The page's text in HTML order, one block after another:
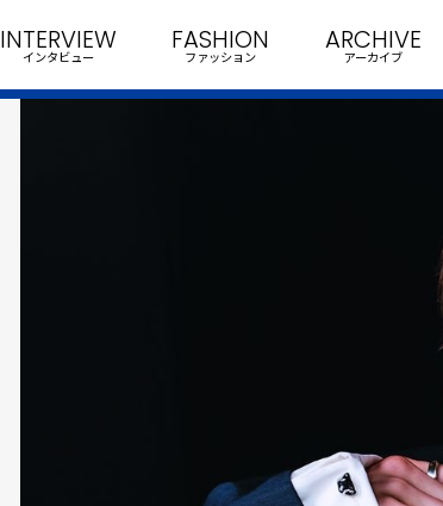
INTERVIEW
インタビュー
FASHION
ファッション
ARCHIVE
アーカイブ